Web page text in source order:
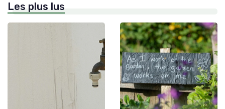
Les plus lus